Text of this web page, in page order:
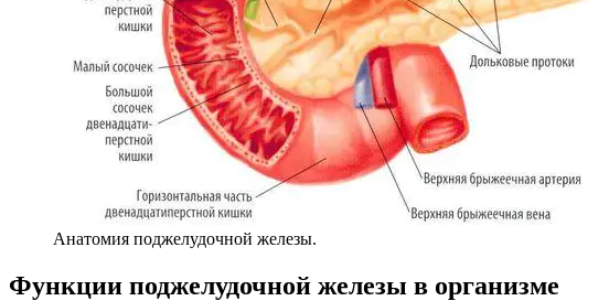
Анатомия поджелудочной железы.
Функции поджелудочной железы в организме